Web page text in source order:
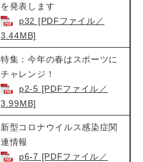
を発表します
p32 [PDFファイル／
3.44MB]
特集：今年の春はスポーツに
チャレンジ！
p2-5 [PDFファイル／
3.99MB]
新型コロナウイルス感染症関
連情報
p6-7 [PDFファイル／